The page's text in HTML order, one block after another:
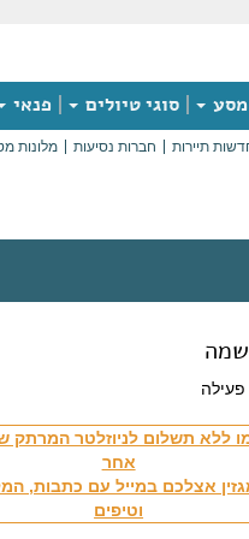
סוגי טיולים פנאי
תיירות חברות נסיעות מלונות
ללא תשלום לניוזלטר המרתק
אחר
אצלכם במייל עם כתבות,
וטיפים